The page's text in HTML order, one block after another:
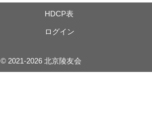
HDCP表
ログイン
© 2021-2026 北京陵友会